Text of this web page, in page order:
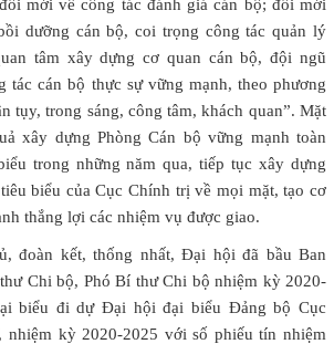
mới về công tác đánh giá cán bộ; đổi mới
dưỡng cán bộ, coi trọng công tác quản lý
tâm xây dựng cơ quan cán bộ, đội ngũ
tác cán bộ thực sự vững mạnh, theo phương
tụy, trong sáng, công tâm, khách quan”. Mặt
xây dựng Phòng Cán bộ vững mạnh toàn
trong những năm qua, tiếp tục xây dựng
biểu của Cục Chính trị về mọi mặt, tạo cơ
thắng lợi các nhiệm vụ được giao.
đoàn kết, thống nhất, Đại hội đã bầu Ban
Chi bộ, Phó Bí thư Chi bộ nhiệm kỳ 2020-
biểu đi dự Đại hội đại biểu Đảng bộ Cục
kỳ 2020-2025 với số phiếu tín nhiệm